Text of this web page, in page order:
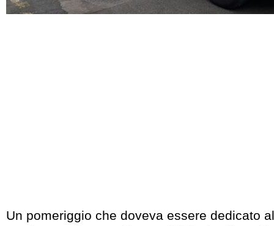
Un pomeriggio che doveva essere dedicato